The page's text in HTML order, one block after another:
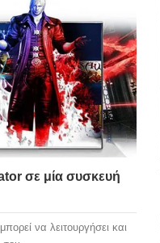
σε μία συσκευή
να λειτουργήσει και